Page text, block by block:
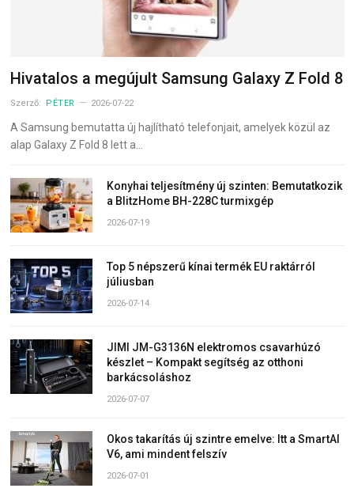
Hivatalos a megújult Samsung Galaxy Z Fold 8
Szerző: PÉTER 2026-07-22
A Samsung bemutatta új hajlítható telefonjait, amelyek közül az
alap Galaxy Z Fold 8 lett a…
Konyhai teljesítmény új szinten: Bemutatkozik
a BlitzHome BH-228C turmixgép
2026-07-19
Top 5 népszerű kínai termék EU raktárról
júliusban
2026-07-14
JIMI JM-G3136N elektromos csavarhúzó
készlet – Kompakt segítség az otthoni
barkácsoláshoz
2026-07-07
Okos takarítás új szintre emelve: Itt a SmartAI
V6, ami mindent felszív
2026-07-01